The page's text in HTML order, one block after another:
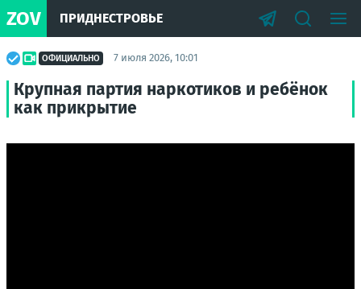
ZOV ПРИДНЕСТРОВЬЕ
ОФИЦИАЛЬНО 7 июля 2026, 10:01
Крупная партия наркотиков и ребёнок
как прикрытие